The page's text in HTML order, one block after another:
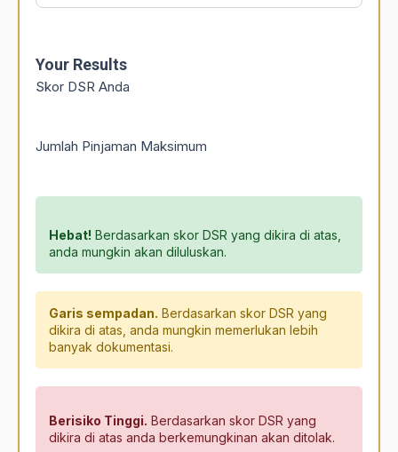
Your Results
Skor DSR Anda
Jumlah Pinjaman Maksimum
Hebat! Berdasarkan skor DSR yang dikira di atas,
anda mungkin akan diluluskan.
Garis sempadan. Berdasarkan skor DSR yang
dikira di atas, anda mungkin memerlukan lebih
banyak dokumentasi.
Berisiko Tinggi. Berdasarkan skor DSR yang
dikira di atas anda berkemungkinan akan ditolak.